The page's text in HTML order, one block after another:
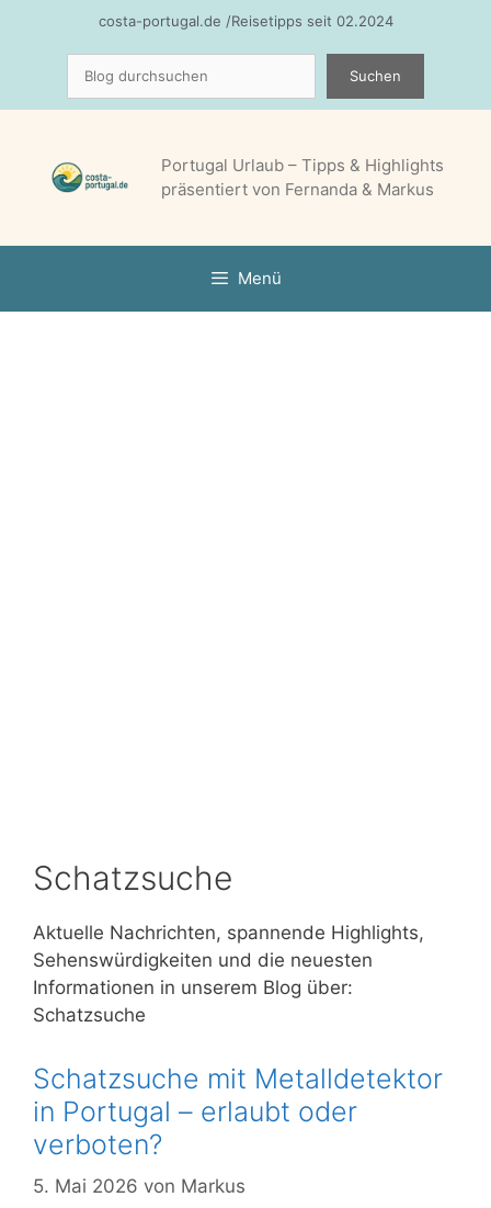
costa-portugal.de /Reisetipps seit 02.2024
Suchen
Portugal Urlaub – Tipps & Highlights
präsentiert von Fernanda & Markus
Menü
Schatzsuche
Aktuelle Nachrichten, spannende Highlights,
Sehenswürdigkeiten und die neuesten
Informationen in unserem Blog über:
Schatzsuche
Schatzsuche mit Metalldetektor
in Portugal – erlaubt oder
verboten?
5. Mai 2026 von Markus